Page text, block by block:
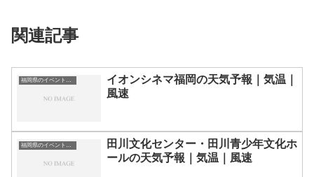
関連記事
福岡県のイベント会場一覧
イオンシネマ福岡の天気予報｜気温｜
風速
福岡県のイベント会場一覧
田川文化センター・田川青少年文化ホ
ールの天気予報｜気温｜風速